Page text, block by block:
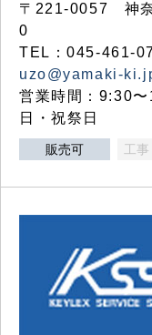
〒221-0057 神奈
0
TEL：045-461-
uzo@yamaki-
営業時間：9:30
日・祝祭日
販売可 工